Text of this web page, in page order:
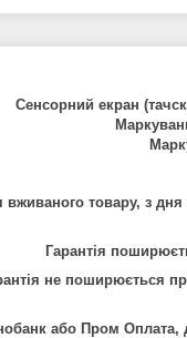
Сенсорний екран
вживаного товару, з дня
Гарантія поширює
ія не поширюється
або Пром